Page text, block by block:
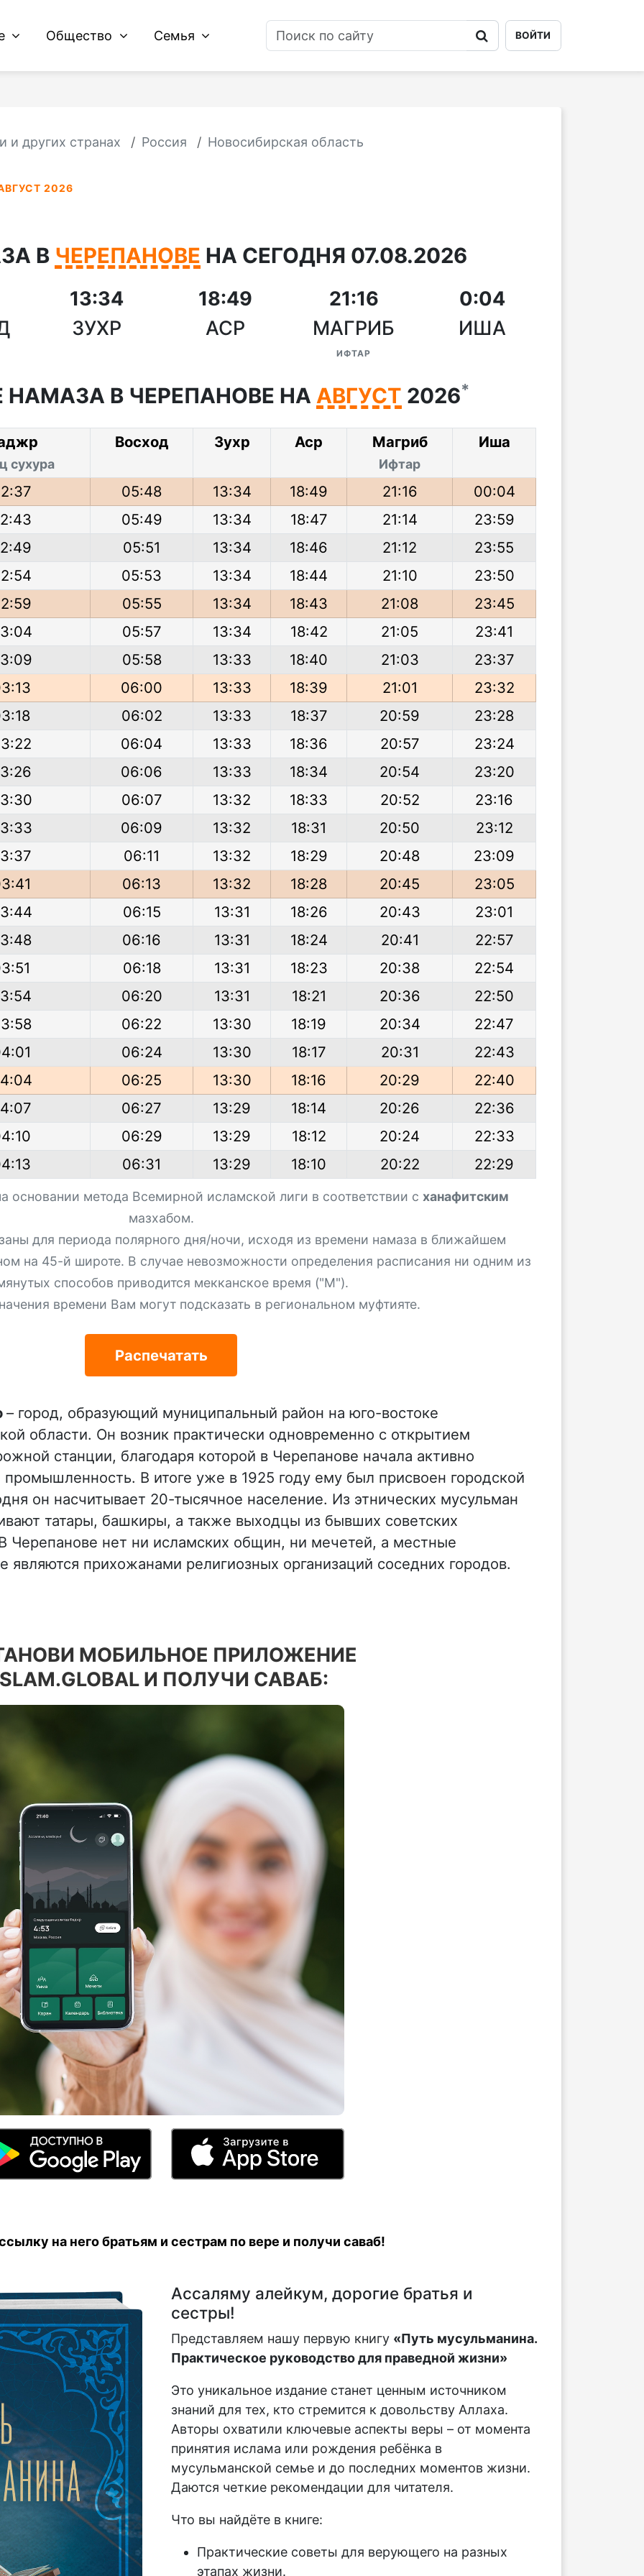
Общество Семья ВОЙТИ
и других странах Россия Новосибирская область
2026
В ЧЕРЕПАНОВЕ НА СЕГОДНЯ 07.08.2026
13:34
ЗУХР
18:49
АСР
21:16
МАГРИБ
ИФТАР
0:04
ИША
В ЧЕРЕПАНОВЕ НА АВГУСТ 2026*
сухура
Восход Зухр Аср Магриб
Ифтар
Иша
05:48 13:34 18:49 21:16
00:04
05:49 13:34 18:47 21:14
23:59
05:51 13:34 18:46 21:12
23:55
05:53 13:34 18:44 21:10
23:50
05:55 13:34 18:43 21:08
23:45
05:57 13:34 18:42 21:05
23:41
05:58 13:33 18:40 21:03
23:37
06:00 13:33 18:39 21:01
23:32
06:02 13:33 18:37 20:59
23:28
06:04 13:33 18:36 20:57
23:24
06:06 13:33 18:34 20:54
23:20
06:07 13:32 18:33 20:52
23:16
06:09 13:32 18:31 20:50
23:12
06:11 13:32 18:29 20:48
23:09
06:13 13:32 18:28 20:45
23:05
06:15 13:31 18:26 20:43
23:01
06:16 13:31 18:24 20:41
22:57
06:18 13:31 18:23 20:38
22:54
06:20 13:31 18:21 20:36
22:50
06:22 13:30 18:19 20:34
22:47
06:24 13:30 18:17 20:31
22:43
06:25 13:30 18:16 20:29
22:40
06:27 13:29 18:14 20:26
22:36
06:29 13:29 18:12 20:24
22:33
06:31 13:29 18:10 20:22 22:29
основании метода Всемирной исламской лиги в соответствии с ханафитским
мазхабом.
для периода полярного дня/ночи, исходя из времени намаза в ближайшем
на 45-й широте. В случае невозможности определения расписания ни одним из
способов приводится мекканское время ("М").
времени Вам могут подсказать в региональном муфтияте.
Распечатать
– город, образующий муниципальный район на юго-востоке
области. Он возник практически одновременно с открытием
станции, благодаря которой в Черепанове начала активно
промышленность. В итоге уже в 1925 году ему был присвоен городской
он насчитывает 20-тысячное население. Из этнических мусульман
татары, башкиры, а также выходцы из бывших советских
Черепанове нет ни исламских общин, ни мечетей, а местные
являются прихожанами религиозных организаций соседних городов.
МОБИЛЬНОЕ ПРИЛОЖЕНИЕ
И ПОЛУЧИ САВАБ:
на него братьям и сестрам по вере и получи саваб!
Ассаляму алейкум, дорогие братья и
сестры!
Представляем нашу первую книгу «Путь мусульманина.
Практическое руководство для праведной жизни»
Это уникальное издание станет ценным источником
знаний для тех, кто стремится к довольству Аллаха.
Авторы охватили ключевые аспекты веры – от момента
принятия ислама или рождения ребёнка в
мусульманской семье и до последних моментов жизни.
Даются четкие рекомендации для читателя.
Что вы найдёте в книге:
Практические советы для верующего на разных
этапах жизни.